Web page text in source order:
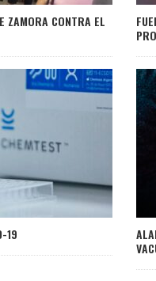
ZAMORA CONTRA EL
19